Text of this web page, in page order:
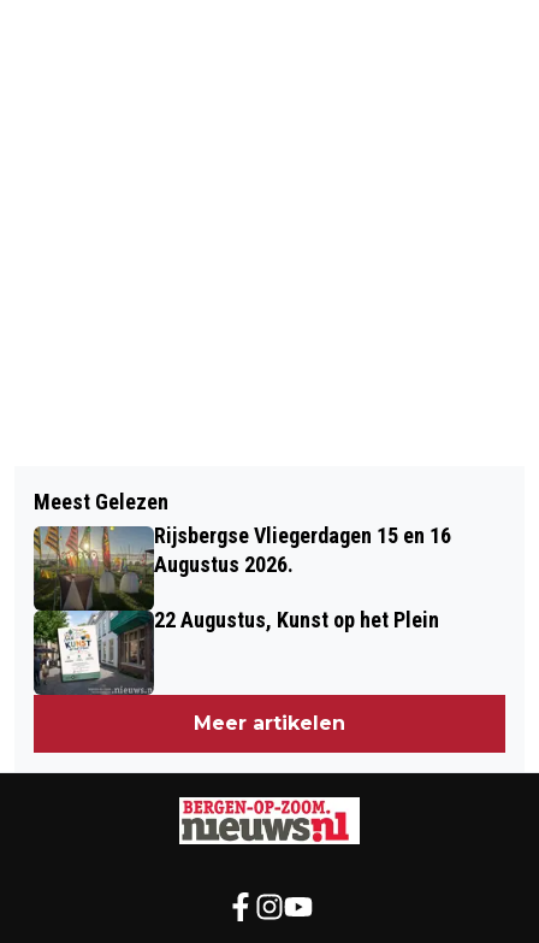
KREDIET VERVANGING
KLIMAATINSTALLATIE
MARKIEZENHOF
BERGSE BEGROTING 2023
STRUCTUREEL IN EVENWICHT
Meest Gelezen
Rijsbergse Vliegerdagen 15 en 16
Augustus 2026.
22 Augustus, Kunst op het Plein
Meer artikelen